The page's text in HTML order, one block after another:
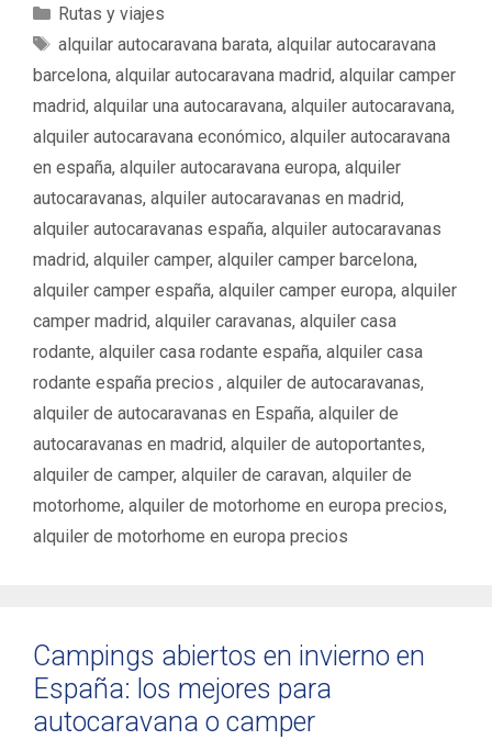
C
a
g
o
r
í
a
s
Rutas y viajes
E
t
u
e
t
a
s
alquilar autocaravana barata, alquilar autocaravana
barcelona, alquilar autocaravana madrid, alquilar camper
madrid, alquilar una autocaravana, alquiler autocaravana,
alquiler autocaravana económico, alquiler autocaravana
en españa, alquiler autocaravana europa, alquiler
autocaravanas, alquiler autocaravanas en madrid,
alquiler autocaravanas españa, alquiler autocaravanas
madrid, alquiler camper, alquiler camper barcelona,
alquiler camper españa, alquiler camper europa, alquiler
camper madrid, alquiler caravanas, alquiler casa
rodante, alquiler casa rodante españa, alquiler casa
rodante españa precios ‌‌ , alquiler de autocaravanas,
alquiler de autocaravanas en España, alquiler de
autocaravanas en madrid, alquiler de autoportantes,
alquiler de camper, alquiler de caravan, alquiler de
motorhome, alquiler de motorhome en europa precios,
alquiler de motorhome en europa precios ‌
Campings abiertos en invierno en
España: los mejores para
autocaravana o camper